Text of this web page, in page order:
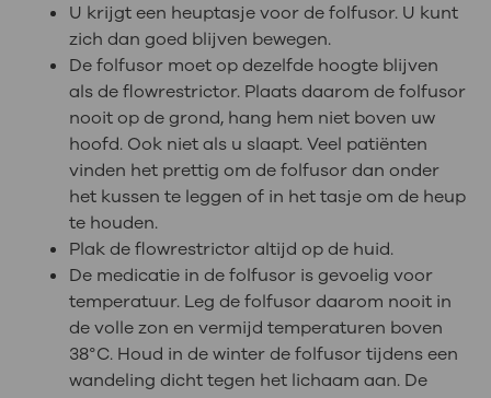
U krijgt een heuptasje voor de folfusor. U kunt
zich dan goed blijven bewegen.
De folfusor moet op dezelfde hoogte blijven
als de flowrestrictor. Plaats daarom de folfusor
nooit op de grond, hang hem niet boven uw
hoofd. Ook niet als u slaapt. Veel patiënten
vinden het prettig om de folfusor dan onder
het kussen te leggen of in het tasje om de heup
te houden.
Plak de flowrestrictor altijd op de huid.
De medicatie in de folfusor is gevoelig voor
temperatuur. Leg de folfusor daarom nooit in
de volle zon en vermijd temperaturen boven
38°C. Houd in de winter de folfusor tijdens een
wandeling dicht tegen het lichaam aan. De